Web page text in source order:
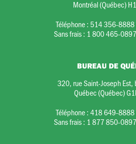
Montréal (Québec)
Téléphone : 514 356-
Sans frais : 1 800 465-
BUREAU DE
320, rue Saint-Joseph
Québec (Québec)
Téléphone :418 649-8888
Sans frais : 1 877 850-